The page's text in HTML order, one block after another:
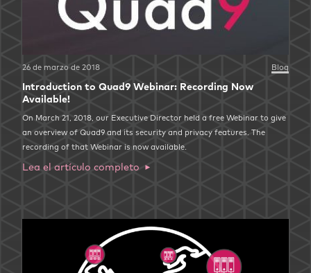
26 de marzo de 2018 Blog
Introduction to Quad9 Webinar: Recording Now
Available!
On March 21, 2018, our Executive Director held a free Webinar to give
an overview of Quad9 and its security and privacy features. The
recording of that Webinar is now available.
Lea el artículo completo